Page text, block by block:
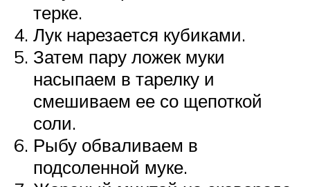
терке.
Лук нарезается кубиками.
Затем пару ложек муки
насыпаем в тарелку и
смешиваем ее со щепоткой
соли.
Рыбу обваливаем в
подсоленной муке.